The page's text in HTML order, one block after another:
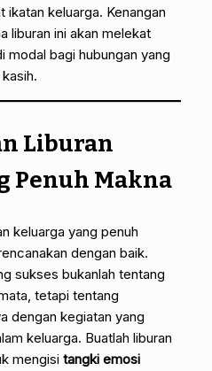
keluarga. Kenangan
liburan ini akan melekat
modal bagi hubungan yang
Liburan
Penuh Makna
keluarga yang penuh
dengan baik.
sukses bukanlah tentang
tetapi tentang
dengan kegiatan yang
keluarga. Buatlah liburan
mengisi tangki emosi